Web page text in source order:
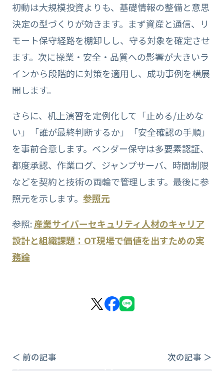
初動は大規模投資よりも、基礎情報の整備と意思
決定の型づくりが効きます。まず資産と通信、リ
モート保守経路を棚卸しし、守る対象を確定させ
ます。次に操業・安全・品質への影響が大きいラ
インから段階的に対策を適用し、成功事例を横展
開します。
さらに、机上演習を定例化して「止める/止めな
い」「誰が最終判断するか」「安全確認の手順」
を事前合意します。ベンダー保守は多要素認証、
都度承認、作業ログ、ジャンプサーバ、時間制限
などを契約と技術の両輪で管理します。最後に参
照元を示します。 参照元
参照: 産業サイバーセキュリティ人材のキャリア
設計と組織課題：OT現場で価値を出すための実
務論
＜ 前の記事 次の記事 ＞